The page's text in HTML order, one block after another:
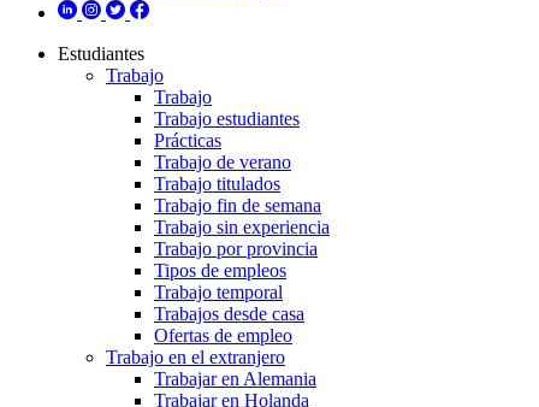
Estudiantes
Trabajo
Trabajo
Trabajo estudiantes
Prácticas
Trabajo de verano
Trabajo titulados
Trabajo fin de semana
Trabajo sin experiencia
Trabajo por provincia
Tipos de empleos
Trabajo temporal
Trabajos desde casa
Ofertas de empleo
Trabajo en el extranjero
Trabajar en Alemania
Trabajar en Holanda